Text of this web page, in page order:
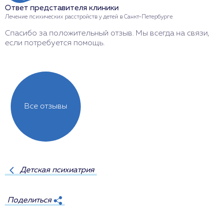
Ответ представителя клиники
Лечение психических расстройств у детей в Санкт-Петербурге
Спасибо за положительный отзыв. Мы всегда на связи,
если потребуется помощь.
Все отзывы
Детская психиатрия
Поделиться